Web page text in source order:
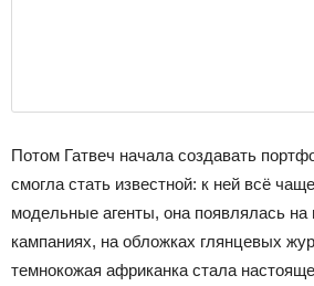
Потом Гатвеч начала создавать
смогла стать известной: к ней всё
модельные агенты, она появлялась на
кампаниях, на обложках глянцевых
темнокожая африканка стала